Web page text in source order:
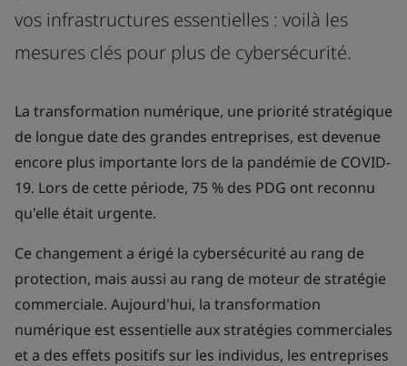
vos infrastructures essentielles : voilà les
mesures clés pour plus de cybersécurité.
La transformation numérique, une priorité stratégique
de longue date des grandes entreprises, est devenue
encore plus importante lors de la pandémie de COVID-
19. Lors de cette période, 75 % des PDG ont reconnu
qu'elle était urgente.
Ce changement a érigé la cybersécurité au rang de
protection, mais aussi au rang de moteur de stratégie
commerciale. Aujourd'hui, la transformation
numérique est essentielle aux stratégies commerciales
et a des effets positifs sur les individus, les entreprises